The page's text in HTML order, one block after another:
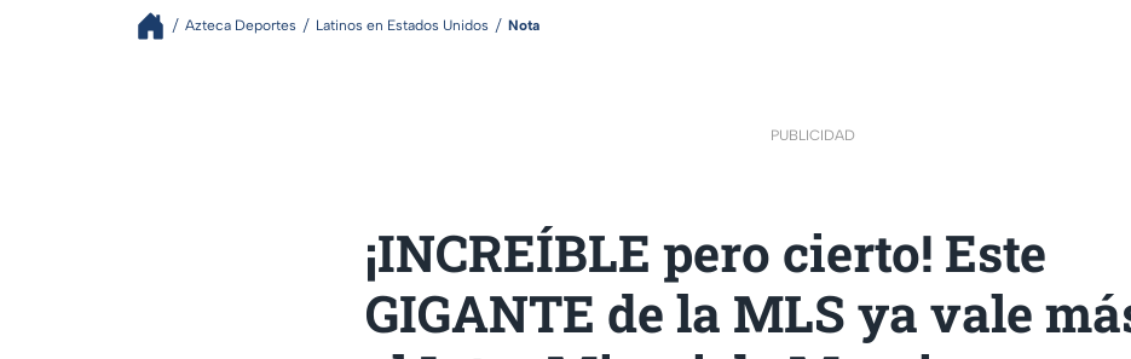
Azteca Deportes Latinos en Estados Unidos Nota
PUBLICIDAD
¡INCREÍBLE pero cierto! Este
GIGANTE de la MLS ya vale